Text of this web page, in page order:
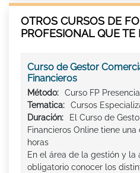
OTROS CURSOS DE
PROFESIONAL QUE
Curso de Gestor
Financieros
Método:
Curso FP
Tematica:
Cursos
Duración:
El Curso de
Financieros Online tiene
horas
En el área de la gestión y la
obligatorio conocer los